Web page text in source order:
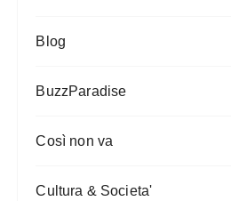
Blog
BuzzParadise
Così non va
Cultura & Societa'